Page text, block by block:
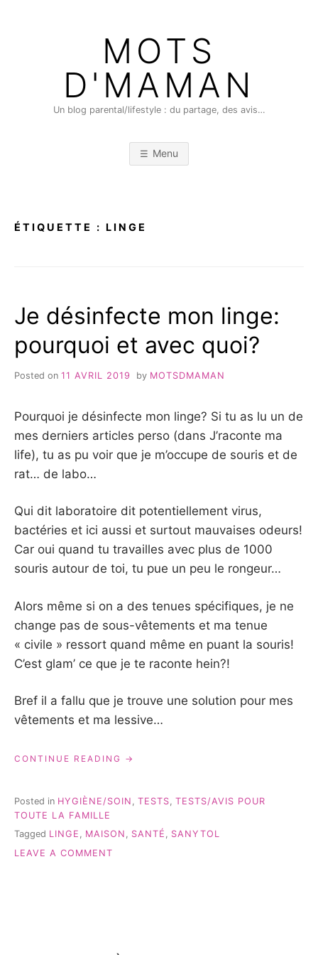
MOTS
D'MAMAN
Un blog parental/lifestyle : du partage, des avis…
Menu
ÉTIQUETTE : LINGE
Je désinfecte mon linge:
pourquoi et avec quoi?
Posted on 11 AVRIL 2019 by MOTSDMAMAN
Pourquoi je désinfecte mon linge? Si tu as lu un de
mes derniers articles perso (dans J’raconte ma
life), tu as pu voir que je m’occupe de souris et de
rat… de labo…
Qui dit laboratoire dit potentiellement virus,
bactéries et ici aussi et surtout mauvaises odeurs!
Car oui quand tu travailles avec plus de 1000
souris autour de toi, tu pue un peu le rongeur…
Alors même si on a des tenues spécifiques, je ne
change pas de sous-vêtements et ma tenue
« civile » ressort quand même en puant la souris!
C’est glam’ ce que je te raconte hein?!
Bref il a fallu que je trouve une solution pour mes
vêtements et ma lessive…
CONTINUE READING « JE
LINGE:
AVEC
Posted in HYGIÈNE/SOIN TESTS TESTS/AVIS POUR
TOUTE LA FAMILLE
Tagged LINGE , MAISON , SANTÉ , SANYTOL
LEAVE A COMMENT
AVEC